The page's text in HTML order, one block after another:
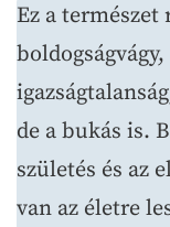
Ez a természet
de a bukás is.
születés és az
van az életre